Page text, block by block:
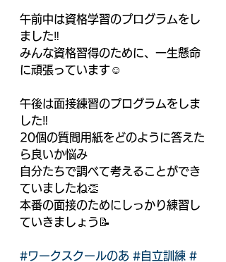
午前中は資格学習のプログラムをし
ました‼️
みんな資格習得のために、一生懸命
に頑張っています☺️
午後は面接練習のプログラムをしま
した‼️
20個の質問用紙をどのように答えた
ら良いか悩み
自分たちで調べて考えることができ
ていましたね👏
本番の面接のためにしっかり練習し
ていきましょう📝
#ワークスクールのあ #自立訓練 #